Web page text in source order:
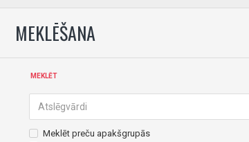
MEKLĒŠANA
MEKLĒT
Meklēt preču apakšgrupās